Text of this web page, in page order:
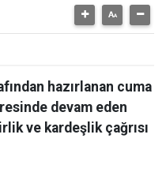
hazırlanan cuma
devam eden
ve kardeşlik çağrısı